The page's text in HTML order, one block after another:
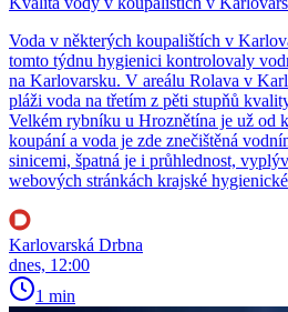
Voda v některých koupalištích v
tomto týdnu hygienici kontrolovaly
na Karlovarsku. V areálu Rolava v
pláži voda na třetím z pěti stupňů
Velkém rybníku u Hroznětína je už od
koupání a voda je zde znečištěná
sinicemi, špatná je i průhlednost,
webových stránkách krajské
Karlovarská Drbna
dnes, 12:00
1 min